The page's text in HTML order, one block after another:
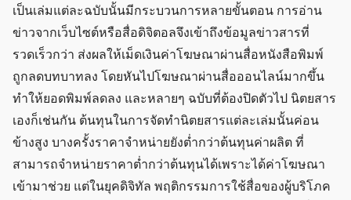
เป็นเล่มแต่ละฉบับนั้นมีกระบวนการหลายขั้นตอน การอ่าน
ข่าวจากเว็บไซต์หรือสื่อดิจิตอลจึงเข้าถึงข้อมูลข่าวสารที่
รวดเร็วกว่า ส่งผลให้เม็ดเงินค่าโฆษณาผ่านสื่อหนังสือพิมพ์
ถูกลดบทบาทลง โดยหันไปโฆษณาผ่านสื่อออนไลน์มากขึ้น
ทำให้ยอดพิมพ์ลดลง และหลายๆ ฉบับที่ต้องปิดตัวไป นิตยสาร
เองก็เช่นกัน ต้นทุนในการจัดทำนิตยสารแต่ละเล่มนั้นค่อน
ข้างสูง บางครั้งราคาจำหน่ายยังต่ำกว่าต้นทุนค่าผลิต ที่
สามารถจำหน่ายราคาต่ำกว่าต้นทุนได้เพราะได้ค่าโฆษณา
เข้ามาช่วย แต่ในยุคดิจิทัล พฤติกรรมการใช้สื่อของผู้บริโภค